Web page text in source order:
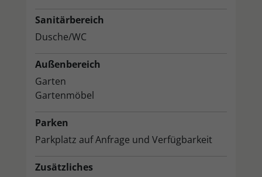
Sanitärbereich
Dusche/WC
Außenbereich
Garten
Gartenmöbel
Parken
Parkplatz auf Anfrage und Verfügbarkeit
Zusätzliches